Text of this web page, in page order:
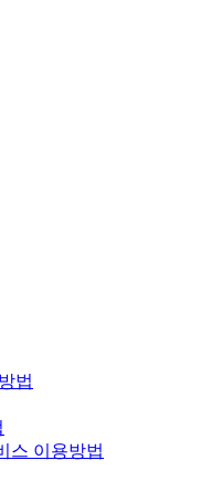
법
스 이용방법